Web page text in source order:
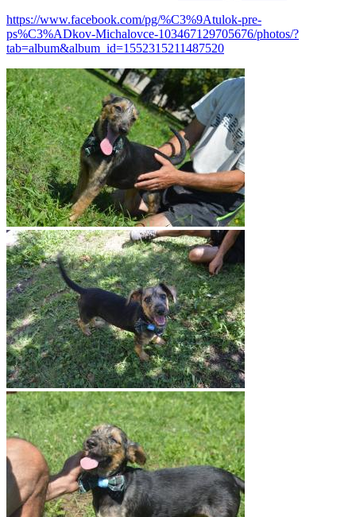
https://www.facebook.com/pg/%C3%9Atulok-pre-
ps%C3%ADkov-Michalovce-103467129705676/photos/?
tab=album&album_id=1552315211487520